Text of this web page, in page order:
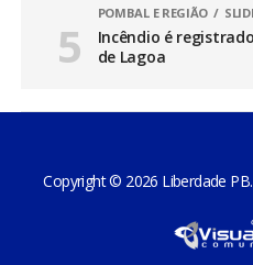
POMBAL E REGIÃO
Incêndio é
de Lagoa
Copyright © 2026 Liberdade